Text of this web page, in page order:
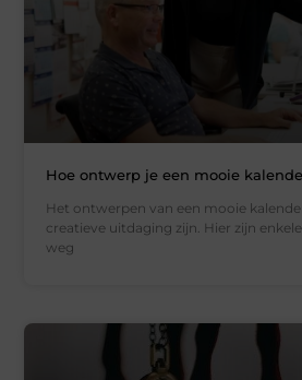
Hoe ontwerp je een mooie
Het ontwerpen van een mooie
creatieve uitdaging zijn. Hier zijn
weg